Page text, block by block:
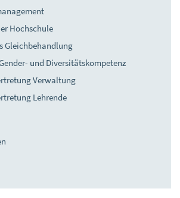
Hochschule
Gleichbehandlung
und Diversitätskompetenz
Verwaltung
Lehrende